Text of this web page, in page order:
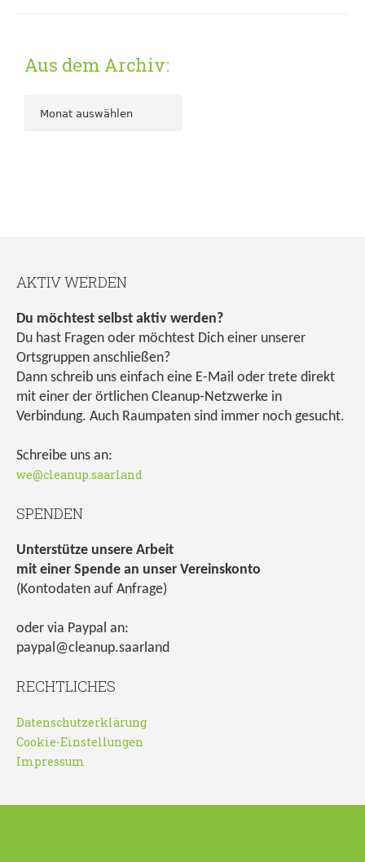
Aus dem Archiv:
AKTIV WERDEN
Du möchtest selbst aktiv werden?
Du hast Fragen oder möchtest Dich einer unserer
Ortsgruppen anschließen?
Dann schreib uns einfach eine E-Mail oder trete direkt
mit einer der örtlichen Cleanup-Netzwerke in
Verbindung. Auch Raumpaten sind immer noch gesucht.
Schreibe uns an:
we@cleanup.saarland
SPENDEN
Unterstütze unsere Arbeit
mit einer Spende an unser Vereinskonto
(Kontodaten auf Anfrage)
oder via Paypal an:
paypal@cleanup.saarland
RECHTLICHES
Datenschutzerklärung
Cookie-Einstellungen
Impressum